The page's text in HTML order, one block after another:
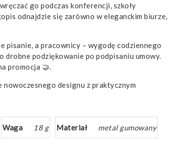
go podczas konferencji, szkoły
odnajdzie się zarówno w eleganckim biurze,
pisanie, a pracownicy – wygodę codziennego
podziękowanie po podpisaniu umowy.
promocja 🤝.
designu z praktycznym
Waga 18 g Materiał metal gumowany